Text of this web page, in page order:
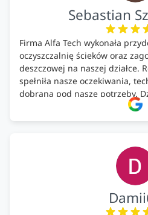
Sebastian
Firma Alfa Tech wykonała
oczyszczalnię ścieków oraz
deszczowej na naszej działce.
spełniła nasze oczekiwania,
dobrana pod nasze potrzeby.
wykonany montaż w świetnej